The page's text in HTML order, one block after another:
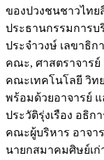
ของปวงชนชาวไทย
ประธานกรรมการบ
ประจำวงษ์ เลขาธิ
คณะ, ศาสตราจาร
คณะเทคโนโลยี วิท
พร้อมด้วยอาจารย์
ประวัติรุ่งเรือง อธิ
คณะผู้บริหาร อาจา
นายกสมาคมศิษย์เ